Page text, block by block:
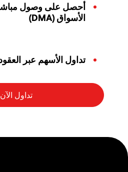
أحصل على وصول
الأسواق (DMA)
تداول الأسهم عبر